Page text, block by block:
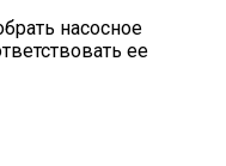
насосное
ее